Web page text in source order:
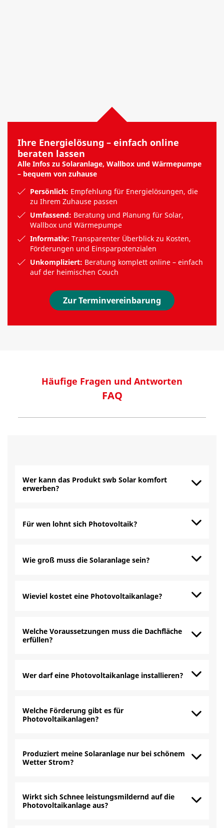
Ihre Energielösung – einfach online
beraten lassen
Alle Infos zu Solaranlage, Wallbox und Wärmepumpe
– bequem von zuhause
Persönlich: Empfehlung für Energielösungen, die
zu Ihrem Zuhause passen
Umfassend: Beratung und Planung für Solar,
Wallbox und Wärmepumpe
Informativ: Transparenter Überblick zu Kosten,
Förderungen und Einsparpotenzialen
Unkompliziert: Beratung komplett online – einfach
auf der heimischen Couch
Zur Terminvereinbarung
Häufige Fragen und Antworten
FAQ
Wer kann das Produkt swb Solar komfort
erwerben?
Für wen lohnt sich Photovoltaik?
Wie groß muss die Solaranlage sein?
Wieviel kostet eine Photovoltaikanlage?
Welche Voraussetzungen muss die Dachfläche
erfüllen?
Wer darf eine Photovoltaikanlage installieren?
Welche Förderung gibt es für
Photovoltaikanlagen?
Produziert meine Solaranlage nur bei schönem
Wetter Strom?
Wirkt sich Schnee leistungsmildernd auf die
Photovoltaikanlage aus?